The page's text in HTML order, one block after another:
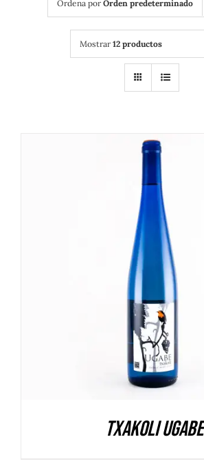
Ordena por Orden predeterminado
Mostrar 12 productos
DETALLES
Txakoli Ugabe